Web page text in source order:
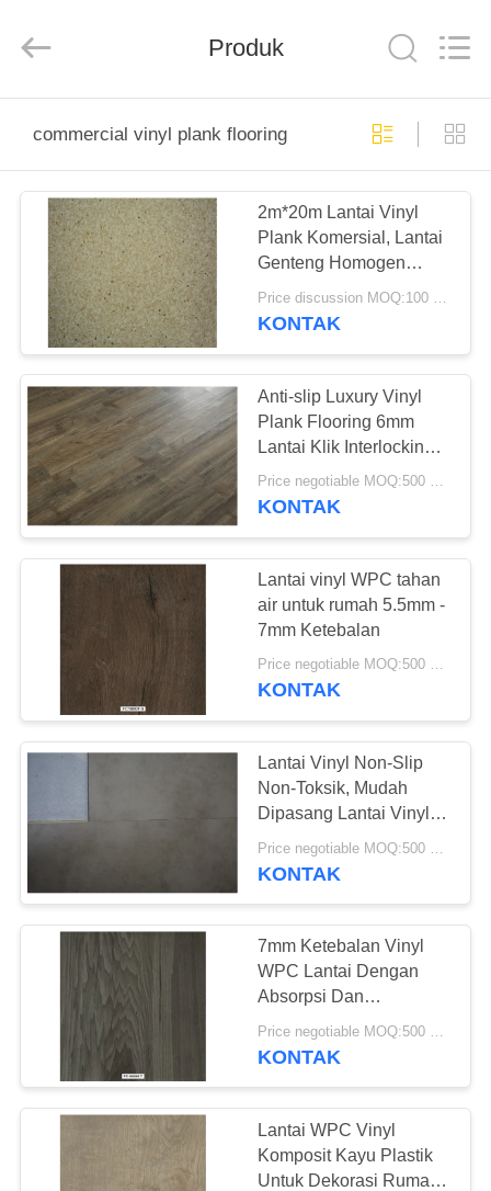
PRODUK
TAMPILAN
TENTANG
KITA
WISATA
PABRIK
KONTROL
KUALITAS
HUBUNGI
KAMI
BERITA
SEMUA
KASUS
QUOTE
REQUEST
SUATU
SITEMAP
KEBIJAKAN
Rights
by
Produk
commercial vinyl plank flooring
2m*20m Lantai Vinyl
Plank Komersial, Lantai
Genteng Homogen
Berwarna Berbagai
Price discussion MOQ:100 meter persegi
KONTAK
Anti-slip Luxury Vinyl
Plank Flooring 6mm
Lantai Klik Interlocking
Tiles
Price negotiable MOQ:500 meter persegi
KONTAK
Lantai vinyl WPC tahan
air untuk rumah 5.5mm -
7mm Ketebalan
Price negotiable MOQ:500 meter persegi
KONTAK
Lantai Vinyl Non-Slip
Non-Toksik, Mudah
Dipasang Lantai Vinyl
Kayu Papan
KONTAK
7mm Ketebalan Vinyl
WPC Lantai Dengan
Absorpsi Dan
Pengurangan
Kebisingan
Price negotiable MOQ:500 meter persegi
KONTAK
Lantai WPC Vinyl
Komposit Kayu Plastik
Untuk Dekorasi Rumah